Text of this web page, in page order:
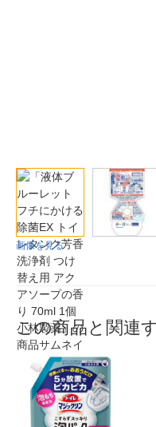
画像を見る
この商品と関連